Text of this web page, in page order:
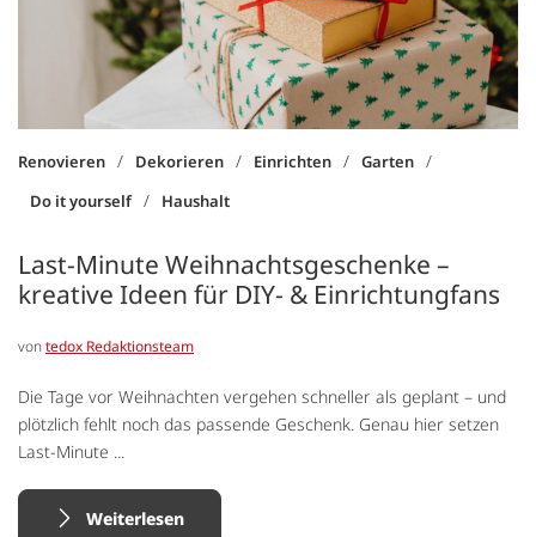
Renovieren / Dekorieren / Einrichten / Garten /
Do it yourself / Haushalt
Last-Minute Weihnachtsgeschenke –
kreative Ideen für DIY- & Einrichtungfans
vontedox Redaktionsteam
Die Tage vor Weihnachten vergehen schneller als geplant – und
plötzlich fehlt noch das passende Geschenk. Genau hier setzen
Last-Minute ...
Weiterlesen